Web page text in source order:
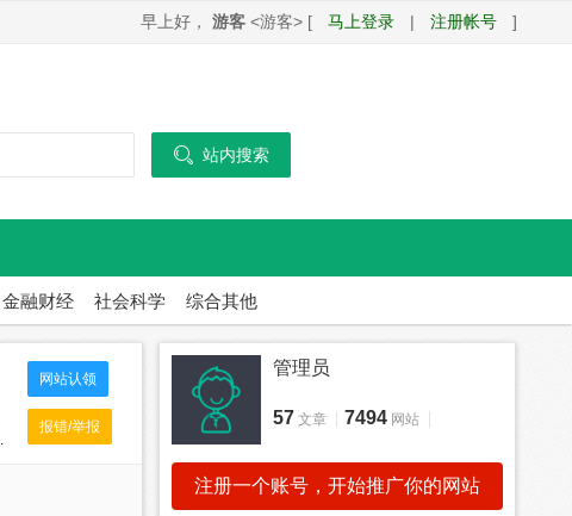
早上好， 游客 <游客> [ 马上登录 | 注册帐号 ]
 站内搜索
金融财经 社会科学 综合其他
网站认领
报错/举报
管理员
57 文章 7494 网站
注册一个账号，开始推广你的网站